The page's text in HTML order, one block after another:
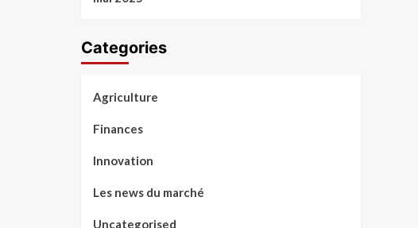
Categories
Agriculture
Finances
Innovation
Les news du marché
Uncategorised